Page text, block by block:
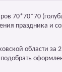
70*70*70
праздника и
области за 2